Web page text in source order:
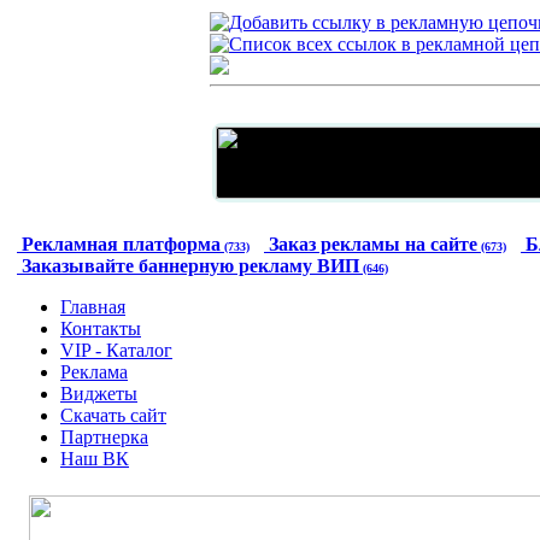
Рекламная платформа (733) Заказ рекламы на сайте (673)
Заказывайте баннерную рекламу ВИП (646)
Главная
Контакты
VIP - Каталог
Реклама
Виджеты
Скачать сайт
Партнерка
Наш ВК